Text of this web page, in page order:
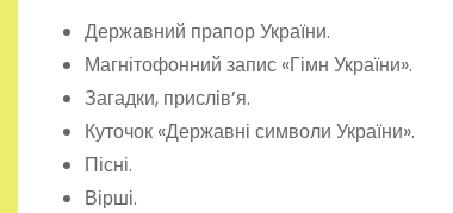
Державний прапор України.
Магнітофонний запис «Гімн України».
Загадки, прислів’я.
Куточок «Державні символи України».
Пісні.
Вірші.